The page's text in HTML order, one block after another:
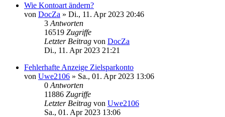
Wie Kontoart ändern?
von DocZa » Di., 11. Apr 2023 20:46
3 Antworten
16519 Zugriffe
Letzter Beitrag von DocZa
Di., 11. Apr 2023 21:21
Fehlerhafte Anzeige Zielsparkonto
von Uwe2106 » Sa., 01. Apr 2023 13:06
0 Antworten
11886 Zugriffe
Letzter Beitrag von Uwe2106
Sa., 01. Apr 2023 13:06